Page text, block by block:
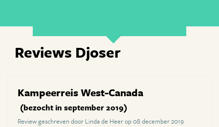
Reviews Djoser
Kampeerreis West-Canada
(bezocht in september 2019)
Review geschreven door Linda de Heer op 08 december 2019